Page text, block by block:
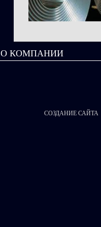
О КОМПАНИИ
СОЗДАНИЕ САЙТА